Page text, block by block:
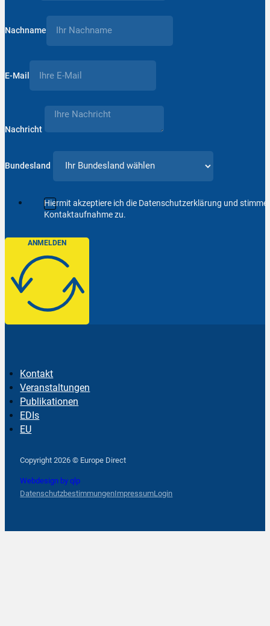
Nachname
E-Mail
Nachricht
Bundesland
Hiermit akzeptiere ich die Datenschutzerklärung und
Kontaktaufnahme zu.
ANMELDEN
Kontakt
Veranstaltungen
Publikationen
EDIs
EU
Copyright 2026 © Europe Direct
Webdesign by qlp
DatenschutzbestimmungenImpressumLogin